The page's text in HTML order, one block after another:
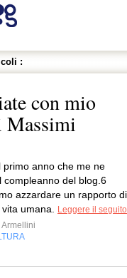
:
con mio
Massimi
primo anno che me ne
compleanno del blog.6
azzardare un rapporto di
umana.
Leggere il seguito